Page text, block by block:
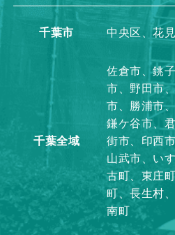
千葉市 中央区、花
千葉全域
佐倉市、銚
市、野田市
市、勝浦市
鎌ケ谷市、
街市、印西
山武市、い
古町、東庄
町、長生村
南町